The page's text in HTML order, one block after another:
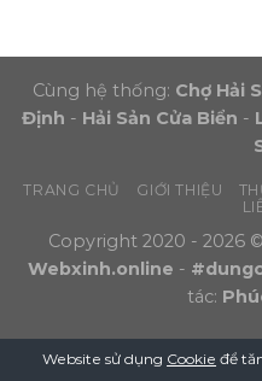
Cùng hệ thống: Chợ Hải
Định - Hải Sản Cửa Biển -
TRANG CHỦ GIỚI THIỆU
Copyright 2020 - 2026
Webxinh.online -
tác:
Website sử dụng Cookie để